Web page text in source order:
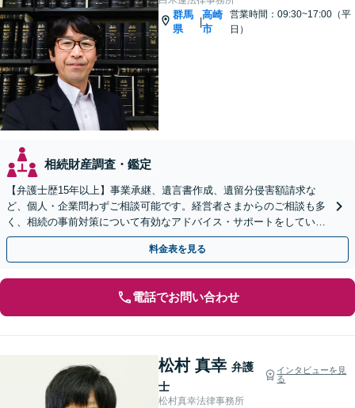
群馬
県
|
高崎
市
営業時間：09:30~17:00（平
日）
相続財産調査・鑑定
【弁護士歴15年以上】事業承継、遺言書作成、遺留分侵害額請求な
ど、個人・企業問わずご相談可能です。経営者さまからのご相談も多
く、相続の事前対策について有効なアドバイス・サポートをしていま
す。ぜひご相談ください。【セカンドオピニオン対応可】
料金表を見る
電話でお問い合わせ
松村 真幸 弁護
士
インタビューを見
る
松村真幸法律事務所